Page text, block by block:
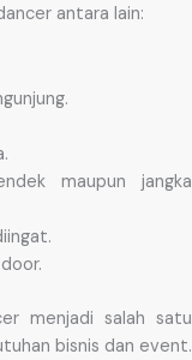
antara lain:
maupun jangka
menjadi salah satu
bisnis dan event.